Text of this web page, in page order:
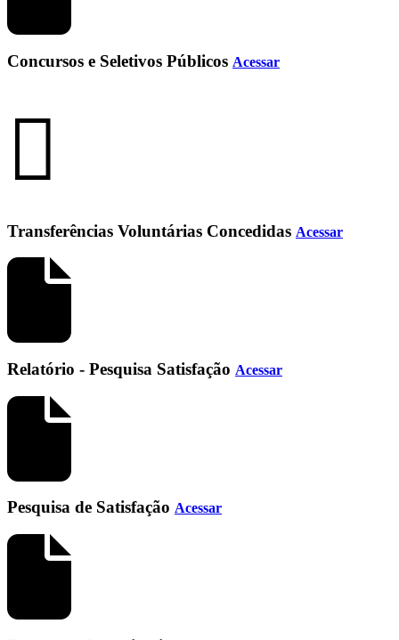
Concursos e Seletivos Públicos Acessar
Transferências Voluntárias Concedidas Acessar
Relatório - Pesquisa Satisfação Acessar
Pesquisa de Satisfação Acessar